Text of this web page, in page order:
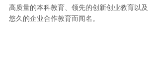
高质量的本科教育、领先的创新创业教育以及
悠久的企业合作教育而闻名。